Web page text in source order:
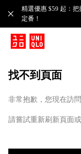
精選優惠 $59 起：
定番！​
找不到頁面
非常抱歉，您現在訪
請嘗試重新刷新頁面